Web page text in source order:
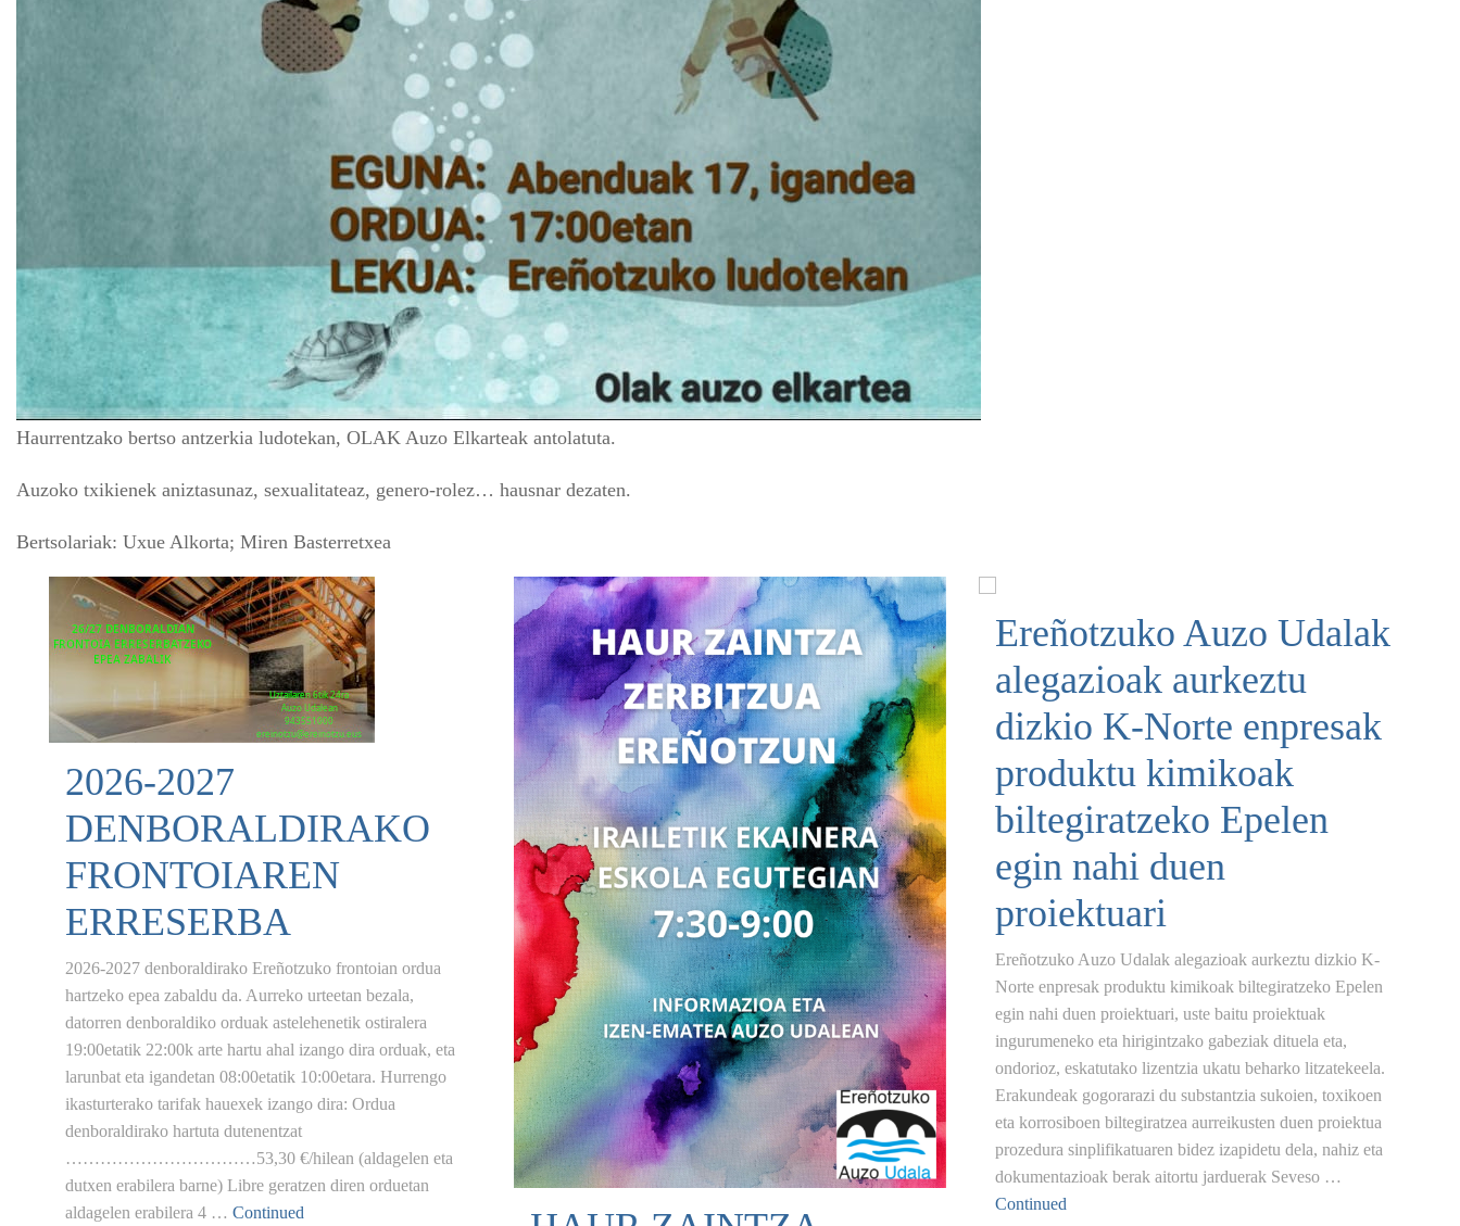
Haurrentzako bertso antzerkia ludotekan, OLAK Auzo Elkarteak antolatuta.
Auzoko txikienek aniztasunaz, sexualitateaz, genero-rolez… hausnar dezaten.
Bertsolariak: Uxue Alkorta; Miren Basterretxea
2026-2027
DENBORALDIRAKO
FRONTOIAREN
ERRESERBA
2026-2027 denboraldirako Ereñotzuko frontoian ordua
hartzeko epea zabaldu da. Aurreko urteetan bezala,
datorren denboraldiko orduak astelehenetik ostiralera
19:00etatik 22:00k arte hartu ahal izango dira orduak, eta
larunbat eta igandetan 08:00etatik 10:00etara. Hurrengo
ikasturterako tarifak hauexek izango dira: Ordua
denboraldirako hartuta dutenentzat
……………………………53,30 €/hilean (aldagelen eta
dutxen erabilera barne) Libre geratzen diren orduetan
aldagelen erabilera 4 … Continued
Ereñotzuko Auzo Udalak
alegazioak aurkeztu
dizkio K-Norte enpresak
produktu kimikoak
biltegiratzeko Epelen
egin nahi duen
proiektuari
Ereñotzuko Auzo Udalak alegazioak aurkeztu dizkio K-
Norte enpresak produktu kimikoak biltegiratzeko Epelen
egin nahi duen proiektuari, uste baitu proiektuak
ingurumeneko eta hirigintzako gabeziak dituela eta,
ondorioz, eskatutako lizentzia ukatu beharko litzatekeela.
Erakundeak gogorarazi du substantzia sukoien, toxikoen
eta korrosiboen biltegiratzea aurreikusten duen proiektua
prozedura sinplifikatuaren bidez izapidetu dela, nahiz eta
dokumentazioak berak aitortu jarduerak Seveso …
Continued